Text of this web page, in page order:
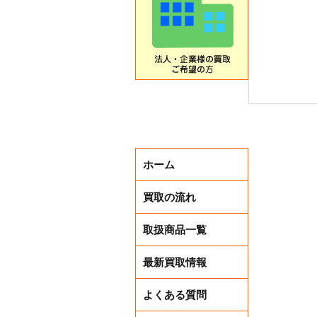
ホーム
買取の流れ
取扱商品一覧
最新買取情報
よくある質問